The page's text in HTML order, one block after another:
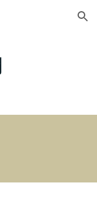
Skip to navigation